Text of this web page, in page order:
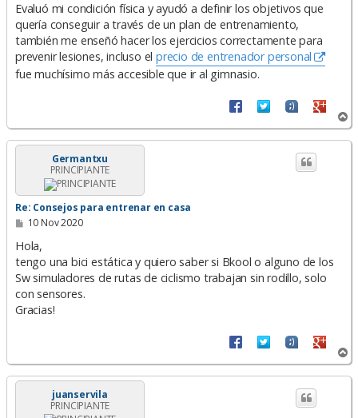
Evaluó mi condición física y ayudó a definir los objetivos que
quería conseguir a través de un plan de entrenamiento,
también me enseñó hacer los ejercicios correctamente para
prevenir lesiones, incluso elprecio de entrenador personal
fue muchísimo más accesible que ir al gimnasio.
r
r
Germantxu
PRINCIPIANTE
Re: Consejos para entrenar en casa
M
n
a
j
e
10 Nov 2020
Hola,
tengo una bici estática y quiero saber si Bkool o alguno de los
Sw simuladores de rutas de ciclismo trabajan sin rodillo, solo
con sensores.
Gracias!
r
r
juanservila
PRINCIPIANTE